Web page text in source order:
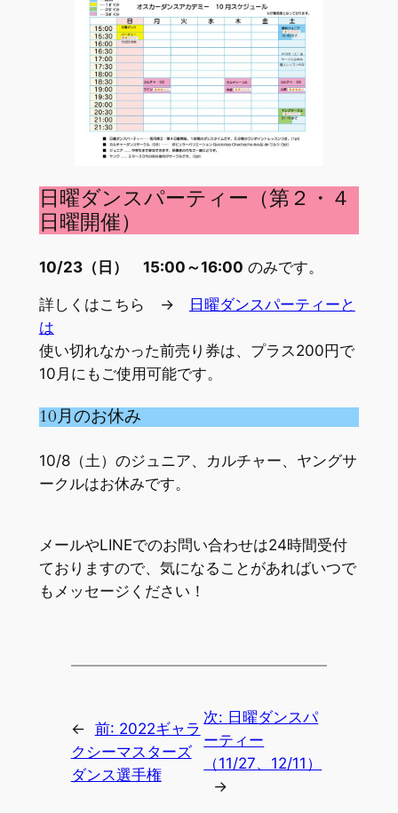
日曜ダンスパーティー（第２・４
日曜開催）
10/23（日） 15:00～16:00 のみです。
詳しくはこちら →
日曜ダンスパーティーと
は
使い切れなかった前売り券は、プラス200円で
10月にもご使用可能です。
10月のお休み
10/8（土）のジュニア、カルチャー、ヤングサ
ークルはお休みです。
メールやLINEでのお問い合わせは24時間受付
ておりますので、気になることがあればいつで
もメッセージください！
← 前: 2022ギャラ
クシーマスターズ
ダンス選手権
次: 日曜ダンスパ
ーティー
（11/27、12/11）
→